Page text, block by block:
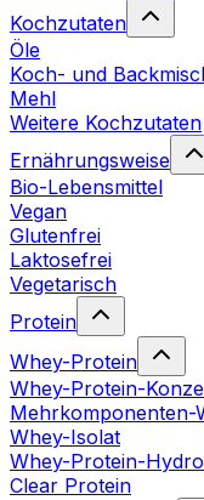
Kochzutaten
Öle
Koch- und
Mehl
Weitere Kochzutaten
Ernährungsweise
Bio-Lebensmittel
Vegan
Glutenfrei
Laktosefrei
Vegetarisch
Protein
Whey-Protein
Whey-Protein-
Mehrkomponenten-
Whey-Isolat
Whey-Protein-
Clear Protein